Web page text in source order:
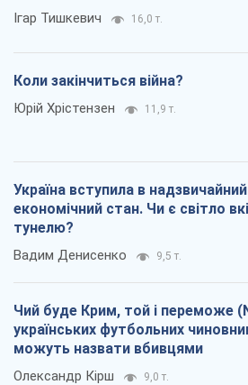
Ігар Тишкевич 16,0 т.
Коли закінчиться війна?
Юрій Хрістензен 11,9 т.
Україна вступила в надзвичайний
економічний стан. Чи є світло
тунелю?
Вадим Денисенко 9,5 т.
Чий буде Крим, той і переможе
українських футбольних
можуть назвати вбивцями
Олександр Кірш 9,0 т.